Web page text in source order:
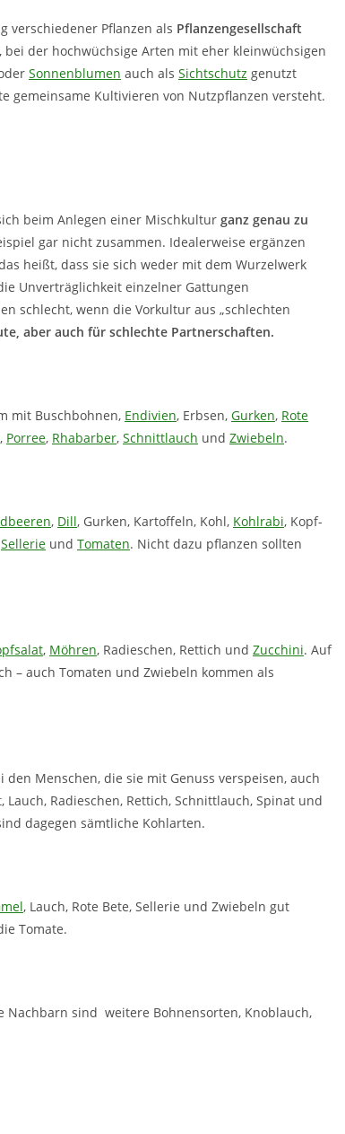
verschiedener Pflanzen als Pflanzengesellschaft
der hochwüchsige Arten mit eher kleinwüchsigen
Sonnenblumen auch als Sichtschutz genutzt
gemeinsame Kultivieren von Nutzpflanzen versteht.
beim Anlegen einer Mischkultur ganz genau zu
gar nicht zusammen. Idealerweise ergänzen
heißt, dass sie sich weder mit dem Wurzelwerk
Unverträglichkeit einzelner Gattungen
schlecht, wenn die Vorkultur aus „schlechten
aber auch für schlechte Partnerschaften.
mit Buschbohnen, Endivien, Erbsen, Gurken, Rote
, Porree, Rhabarber, Schnittlauch und Zwiebeln.
, Dill, Gurken, Kartoffeln, Kohl, Kohlrabi, Kopf-
Sellerie und Tomaten. Nicht dazu pflanzen sollten
, Möhren, Radieschen, Rettich und Zucchini. Auf
– auch Tomaten und Zwiebeln kommen als
Menschen, die sie mit Genuss verspeisen, auch
Radieschen, Rettich, Schnittlauch, Spinat und
dagegen sämtliche Kohlarten.
, Lauch, Rote Bete, Sellerie und Zwiebeln gut
Tomate.
Nachbarn sind weitere Bohnensorten, Knoblauch,